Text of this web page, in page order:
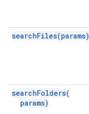
searchFiles(params)
searchFolders(
params)